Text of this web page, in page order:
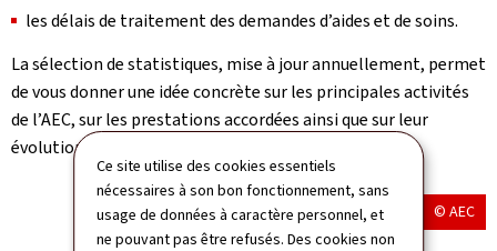
Ce site utilise des cookies essentiels
nécessaires à son bon fonctionnement, sans
usage de données à caractère personnel, et
ne pouvant pas être refusés. Des cookies non
les délais de traitement des demandes d’aides et de soins.
La sélection de statistiques, mise à jour annuellement, permet
de vous donner une idée concrète sur les principales activités
de l’AEC, sur les prestations accordées ainsi que sur leur
évolution dans le temps.
© AEC